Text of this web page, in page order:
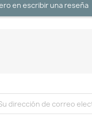
en escribir una reseña